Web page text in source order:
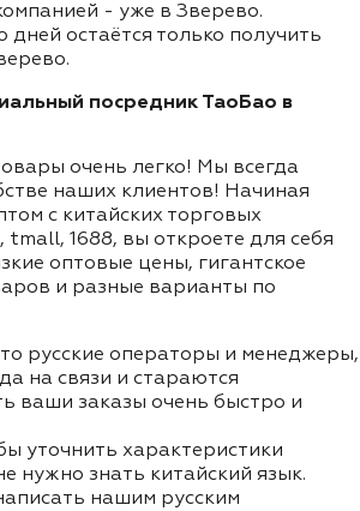
- уже в Зверево.
дней остаётся только получить
посредник ТаоБао в
очень легко! Мы всегда
наших клиентов! Начиная
с китайских торговых
1688, вы откроете для себя
оптовые цены, гигантское
и разные варианты по
русские операторы и менеджеры,
на связи и стараются
ваши заказы очень быстро и
уточнить характеристики
нужно знать китайский язык.
нашим русским